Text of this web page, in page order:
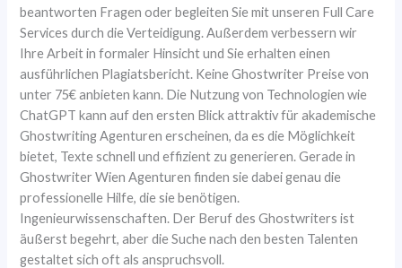
beantworten Fragen oder begleiten Sie mit unseren Full Care
Services durch die Verteidigung. Außerdem verbessern wir
Ihre Arbeit in formaler Hinsicht und Sie erhalten einen
ausführlichen Plagiatsbericht. Keine Ghostwriter Preise von
unter 75€ anbieten kann. Die Nutzung von Technologien wie
ChatGPT kann auf den ersten Blick attraktiv für akademische
Ghostwriting Agenturen erscheinen, da es die Möglichkeit
bietet, Texte schnell und effizient zu generieren. Gerade in
Ghostwriter Wien Agenturen finden sie dabei genau die
professionelle Hilfe, die sie benötigen.
Ingenieurwissenschaften. Der Beruf des Ghostwriters ist
äußerst begehrt, aber die Suche nach den besten Talenten
gestaltet sich oft als anspruchsvoll.